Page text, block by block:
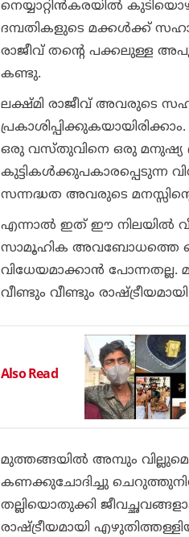
നെയ്യാറ്റിന്‍കരയില്‍
ദമ്പതികളുടെ മക്കള്‍ക്ക്
രാജീവ് തന്റെ പക്കലുള്ള
കണ്ടു.
ലക്ഷ്മി രാജീവ് അവരുടെ
ഒരു വസ്തുവിനെ ഒരു മനുഷ്യ
കുട്ടികള്‍ക്കുപകാരപ്പെടുന്ന
സന്നദ്ധത അവരുടെ
എന്നാല്‍ ഇത് ഈ നിലയില്‍
സാമൂഹിക അവബോധത്തെ
വിധേയമാക്കാന്‍ പോന്നതല്ല.
വീണ്ടും വീണ്ടും
Also Read
മുത്തങ്ങയില്‍ അമ്പും
കണക്കുചോദിച്ചു
തല്ലിയൊതുക്കി
രാഷ്ട്രീയമായി